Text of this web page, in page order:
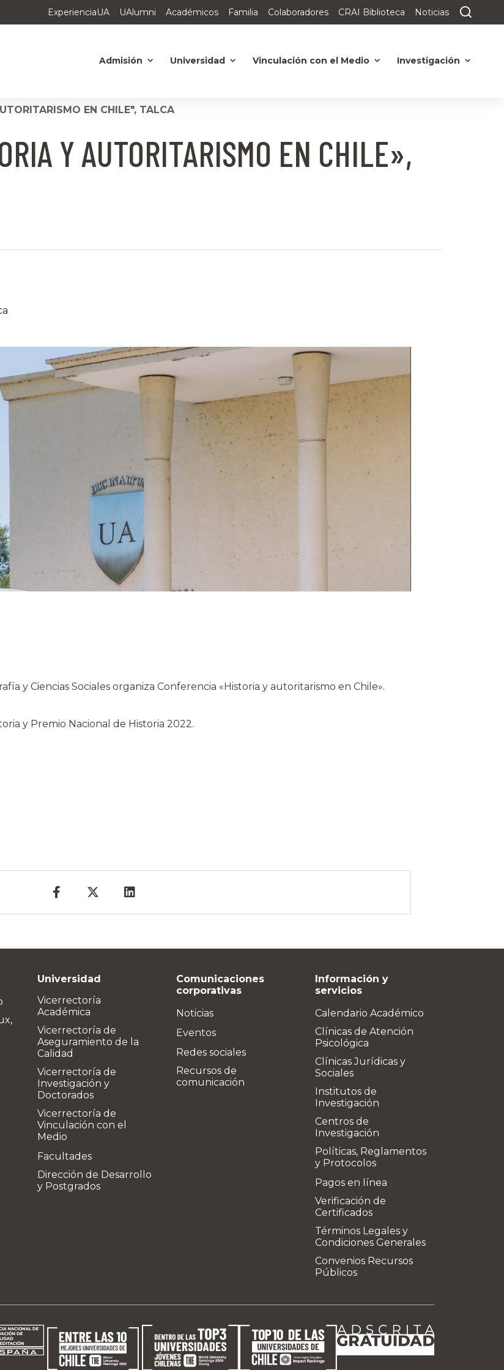
ExperienciaUA UAlumni Académicos Familia Colaboradores CRAI Biblioteca Noticias
Admisión Universidad Vinculación con el Medio Investigación
EN CHILE", TALCA
Y AUTORITARISMO EN CHILE»,
y Ciencias Sociales organiza Conferencia «Historia y autoritarismo en Chile».
y Premio Nacional de Historia 2022.
Universidad
Vicerrectoría
Académica
Vicerrectoría de
Aseguramiento de la
Calidad
Vicerrectoría de
Investigación y
Doctorados
Vicerrectoría de
Vinculación con el
Medio
Facultades
Dirección de Desarrollo
y Postgrados
Comunicaciones
corporativas
Noticias
Eventos
Redes sociales
Recursos de
comunicación
Información y
servicios
Calendario Académico
Clínicas de Atención
Psicológica
Clínicas Jurídicas y
Sociales
Institutos de
Investigación
Centros de
Investigación
Políticas, Reglamentos
y Protocolos
Pagos en línea
Verificación de
Certificados
Términos Legales y
Condiciones Generales
Convenios Recursos
Públicos